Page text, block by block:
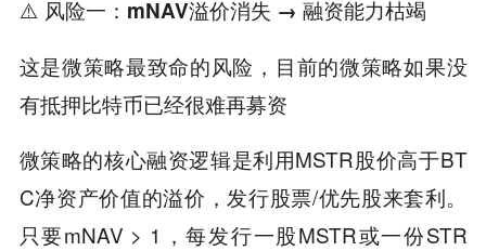
⚠️ 风险一：mNAV溢价消失 → 融资能力枯竭
这是微策略最致命的风险，目前的微策略如果没
有抵押比特币已经很难再募资
微策略的核心融资逻辑是利用MSTR股价高于BT
C净资产价值的溢价，发行股票/优先股来套利。
只要mNAV > 1，每发行一股MSTR或一份STR